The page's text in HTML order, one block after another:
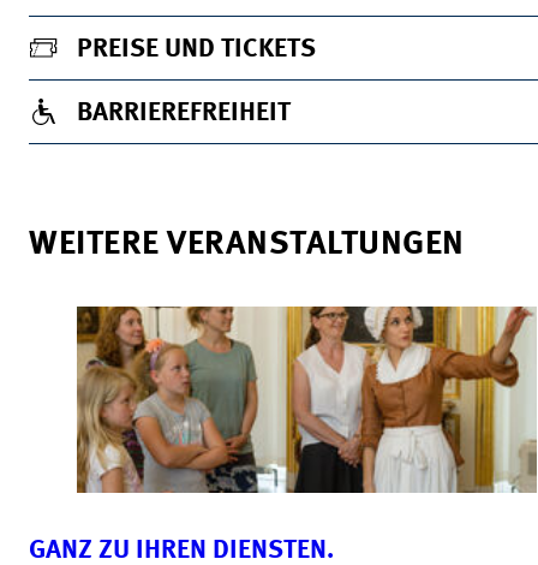
PREISE UND TICKETS
BARRIEREFREIHEIT
WEITERE VERANSTALTUNGEN
GANZ ZU IHREN DIENSTEN.